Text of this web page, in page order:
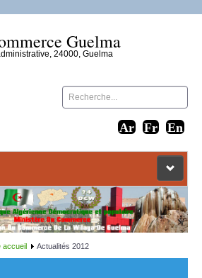
Guelma
24000, Guelma
accueil Actualités 2012